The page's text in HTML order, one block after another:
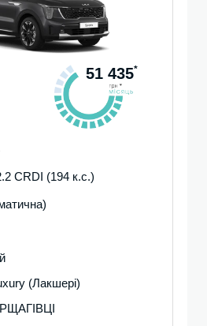
51 435*
CRDI (194 к.с.)
(Лакшері)